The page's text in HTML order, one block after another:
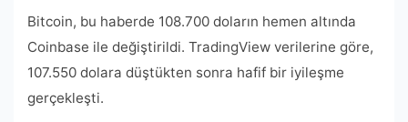
Bitcoin, bu haberde 108.700 doların hemen altında
Coinbase ile değiştirildi. TradingView verilerine göre,
107.550 dolara düştükten sonra hafif bir iyileşme
gerçekleşti.